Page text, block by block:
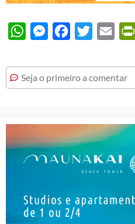
WhatsAppMessengerFacebook
Twitter Email
Seja o primeiro a comentar